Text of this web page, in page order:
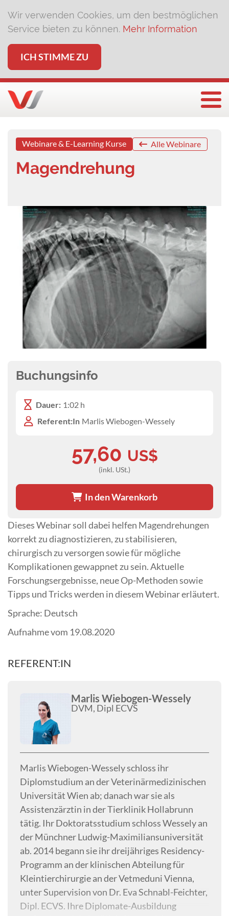
Wir verwenden Cookies, um den bestmöglichen
Service bieten zu können. Mehr Information
ICH STIMME ZU
Webinare & E-Learning Kurse Alle Webinare
Magendrehung
Dieses Webinar soll dabei helfen Magendrehungen
korrekt zu diagnostizieren, zu stabilisieren,
chirurgisch zu versorgen sowie für mögliche
Komplikationen gewappnet zu sein. Aktuelle
Forschungsergebnisse, neue Op-Methoden sowie
Tipps und Tricks werden in diesem Webinar erläutert.
Sprache: Deutsch
Aufnahme vom 19.08.2020
REFERENT:IN
Marlis Wiebogen-Wessely
DVM, Dipl ECVS
Marlis Wiebogen-Wessely schloss ihr
Diplomstudium an der Veterinärmedizinischen
Universität Wien ab; danach war sie als
Assistenzärztin in der Tierklinik Hollabrunn
tätig. Ihr Doktoratsstudium schloss Wessely an
der Münchner Ludwig-Maximiliansuniversität
ab. 2014 begann sie ihr dreijähriges Residency-
Programm an der klinischen Abteilung für
Kleintierchirurgie an der Vetmeduni Vienna,
unter Supervision von Dr. Eva Schnabl-Feichter,
Dipl. ECVS. Ihre Diplomate-Ausbildung
Buchungsinfo
Dauer: 1:02 h
Referent:In Marlis Wiebogen-Wessely
57,60 US$
(inkl. USt.)
In den Warenkorb